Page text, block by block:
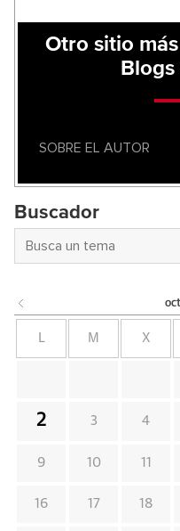
Otro sitio
Blogs
SOBRE EL AUTOR
Buscador
L M X
2 3 4
9 10 11
16 17 18